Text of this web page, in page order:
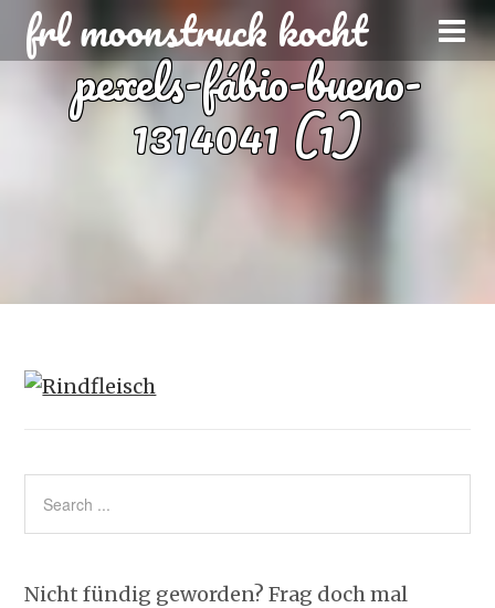
frl moonstruck kocht
pexels-fábio-bueno-
1314041 (1)
Nicht fündig geworden? Frag doch mal